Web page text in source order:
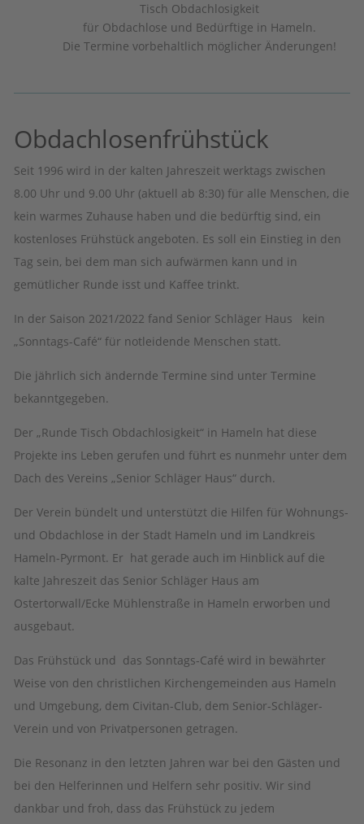
Tisch Obdachlosigkeit
für Obdachlose und Bedürftige in Hameln.
Die Termine vorbehaltlich möglicher Änderungen!
Obdachlosenfrühstück
Seit 1996 wird in der kalten Jahreszeit werktags zwischen
8.00 Uhr und 9.00 Uhr (aktuell ab 8:30) für alle Menschen, die
kein warmes Zuhause haben und die bedürftig sind, ein
kostenloses Frühstück angeboten. Es soll ein Einstieg in den
Tag sein, bei dem man sich aufwärmen kann und in
gemütlicher Runde isst und Kaffee trinkt.
In der Saison 2021/2022 fand Senior Schläger Haus kein
„Sonntags-Café“ für notleidende Menschen statt.
Die jährlich sich ändernde Termine sind unter Termine
bekanntgegeben.
Der „Runde Tisch Obdachlosigkeit“ in Hameln hat diese
Projekte ins Leben gerufen und führt es nunmehr unter dem
Dach des Vereins „Senior Schläger Haus“ durch.
Der Verein bündelt und unterstützt die Hilfen für Wohnungs-
und Obdachlose in der Stadt Hameln und im Landkreis
Hameln-Pyrmont. Er hat gerade auch im Hinblick auf die
kalte Jahreszeit das Senior Schläger Haus am
Ostertorwall/Ecke Mühlenstraße in Hameln erworben und
ausgebaut.
Das Frühstück und das Sonntags-Café wird in bewährter
Weise von den christlichen Kirchengemeinden aus Hameln
und Umgebung, dem Civitan-Club, dem Senior-Schläger-
Verein und von Privatpersonen getragen.
Die Resonanz in den letzten Jahren war bei den Gästen und
bei den Helferinnen und Helfern sehr positiv. Wir sind
dankbar und froh, dass das Frühstück zu jedem